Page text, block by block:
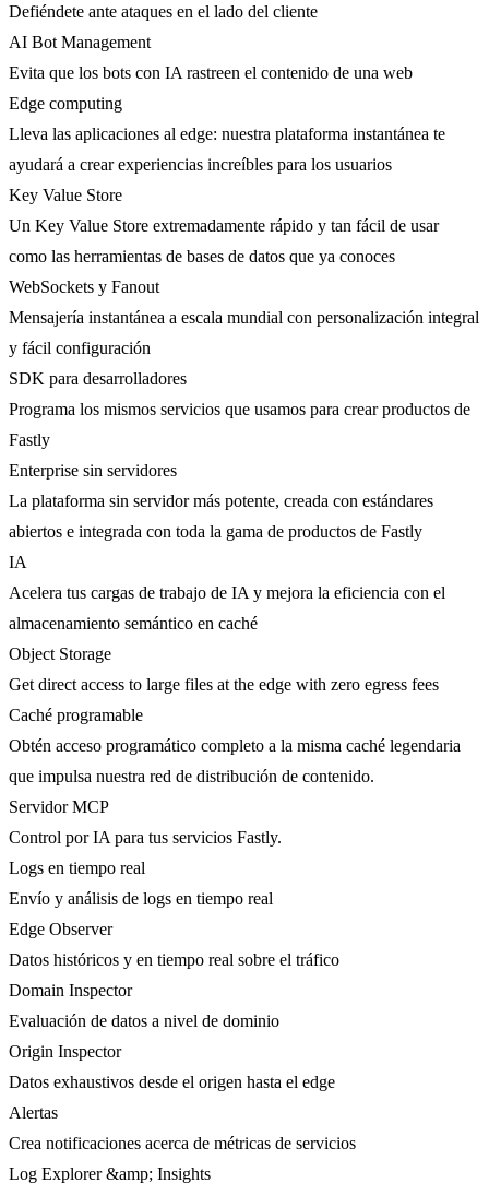
Defiéndete ante ataques en el lado del cliente
AI Bot Management
Evita que los bots con IA rastreen el contenido de una web
Edge computing
Lleva las aplicaciones al edge: nuestra plataforma instantánea te
ayudará a crear experiencias increíbles para los usuarios
Key Value Store
Un Key Value Store extremadamente rápido y tan fácil de usar
como las herramientas de bases de datos que ya conoces
WebSockets y Fanout
Mensajería instantánea a escala mundial con personalización integral
y fácil configuración
SDK para desarrolladores
Programa los mismos servicios que usamos para crear productos de
Fastly
Enterprise sin servidores
La plataforma sin servidor más potente, creada con estándares
abiertos e integrada con toda la gama de productos de Fastly
IA
Acelera tus cargas de trabajo de IA y mejora la eficiencia con el
almacenamiento semántico en caché
Object Storage
Get direct access to large files at the edge with zero egress fees
Caché programable
Obtén acceso programático completo a la misma caché legendaria
que impulsa nuestra red de distribución de contenido.
Servidor MCP
Control por IA para tus servicios Fastly.
Logs en tiempo real
Envío y análisis de logs en tiempo real
Edge Observer
Datos históricos y en tiempo real sobre el tráfico
Domain Inspector
Evaluación de datos a nivel de dominio
Origin Inspector
Datos exhaustivos desde el origen hasta el edge
Alertas
Crea notificaciones acerca de métricas de servicios
Log Explorer &amp; Insights